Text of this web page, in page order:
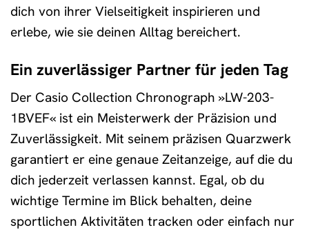
dich von ihrer Vielseitigkeit inspirieren und
erlebe, wie sie deinen Alltag bereichert.
Ein zuverlässiger Partner für jeden Tag
Der Casio Collection Chronograph »LW-203-
1BVEF« ist ein Meisterwerk der Präzision und
Zuverlässigkeit. Mit seinem präzisen Quarzwerk
garantiert er eine genaue Zeitanzeige, auf die du
dich jederzeit verlassen kannst. Egal, ob du
wichtige Termine im Blick behalten, deine
sportlichen Aktivitäten tracken oder einfach nur